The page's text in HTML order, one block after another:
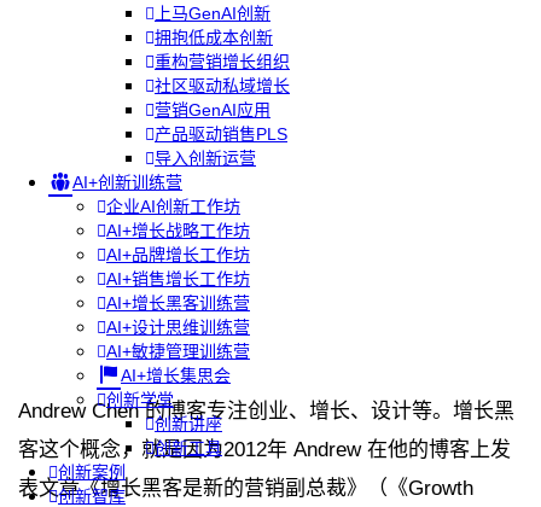
上马GenAI创新
拥抱低成本创新
重构营销增长组织
社区驱动私域增长
营销GenAI应用
产品驱动销售PLS
导入创新运营
AI+创新训练营
企业AI创新工作坊
AI+增长战略工作坊
AI+品牌增长工作坊
AI+销售增长工作坊
AI+增长黑客训练营
AI+设计思维训练营
AI+敏捷管理训练营
AI+增长集思会
创新学堂
创新讲座
创新工具
创新案例
创新智库
Andrew Chen 的博客专注创业、增长、设计等。增长黑
客这个概念，就是因为2012年 Andrew 在他的博客上发
表文章《增长黑客是新的营销副总裁》（《Growth